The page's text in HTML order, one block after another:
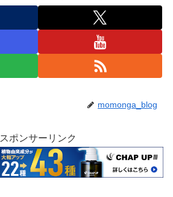
momonga_blog
スポンサーリンク